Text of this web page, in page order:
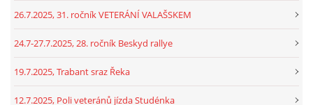
26.7.2025, 31. ročník VETERÁNÍ VALAŠSKEM
24.7-27.7.2025, 28. ročník Beskyd rallye
19.7.2025, Trabant sraz Řeka
12.7.2025, Poli veteránů jízda Studénka